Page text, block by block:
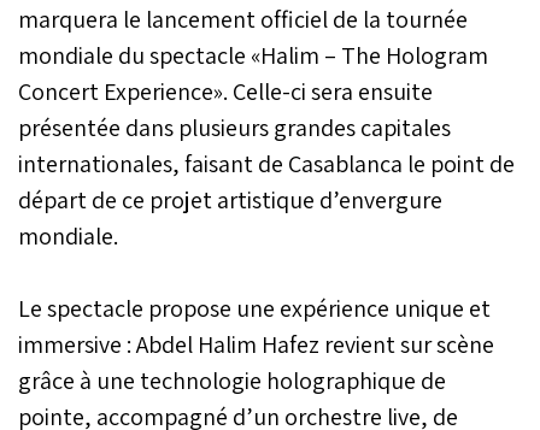
marquera le lancement officiel de la tournée
mondiale du spectacle «Halim – The Hologram
Concert Experience». Celle-ci sera ensuite
présentée dans plusieurs grandes capitales
internationales, faisant de Casablanca le point de
départ de ce projet artistique d’envergure
mondiale.
Le spectacle propose une expérience unique et
immersive : Abdel Halim Hafez revient sur scène
grâce à une technologie holographique de
pointe, accompagné d’un orchestre live, de